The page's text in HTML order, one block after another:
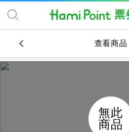
查看商品
無此
商品